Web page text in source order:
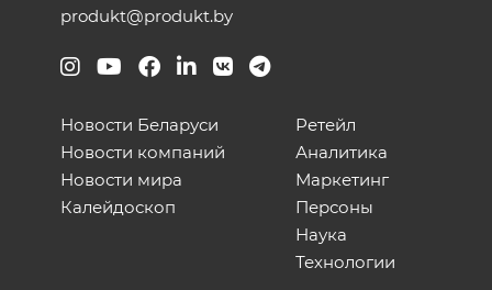
produkt@produkt.by
Новости Беларуси
Новости компаний
Новости мира
Калейдоскоп
Ретейл
Аналитика
Маркетинг
Персоны
Наука
Технологии